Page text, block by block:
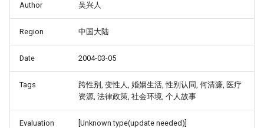
Author 吴兴人
Region 中国大陆
Date 2004-03-05
Tags
跨性别, 变性人, 婚姻生活, 性别认同, 何清濂, 医疗
资源, 法律政策, 社会环境, 个人故事
Evaluation [Unknown type(update needed)]